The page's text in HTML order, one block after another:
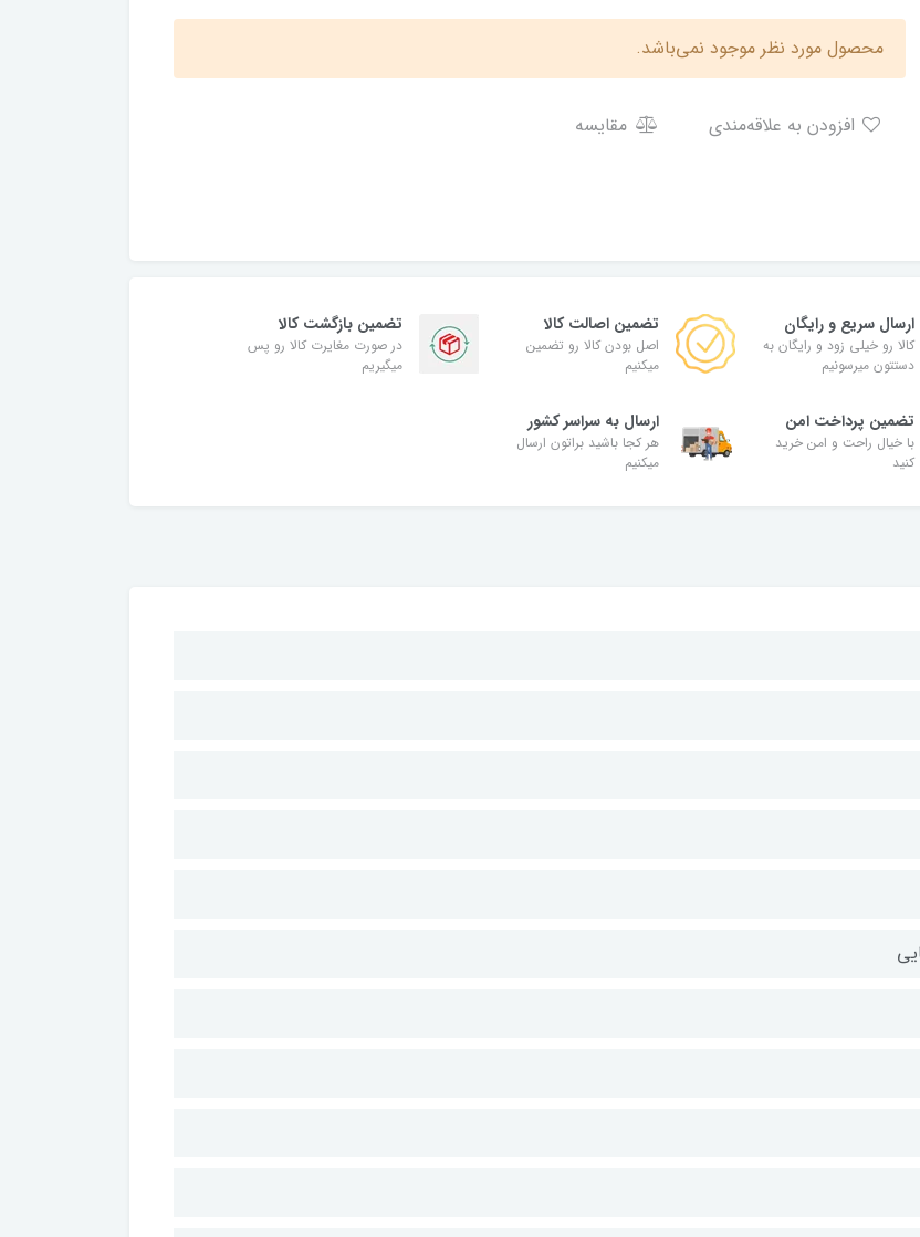
محصول مورد نظر موجود نمی‌باشد.
مقایسه
ارسال سریع و رایگان
کالا رو خیلی زود و رایگان به
دستتون میرسونیم
تضمین اصالت کالا
اصل بودن کالا رو تضمین
میکنیم
تضمین بازگشت کالا
در صورت مغایرت کالا رو پس
میگیریم
تضمین پرداخت امن
با خیال راحت و امن خرید
کنید
ارسال به سراسر کشور
هر کجا باشید براتون ارسال
میکنیم